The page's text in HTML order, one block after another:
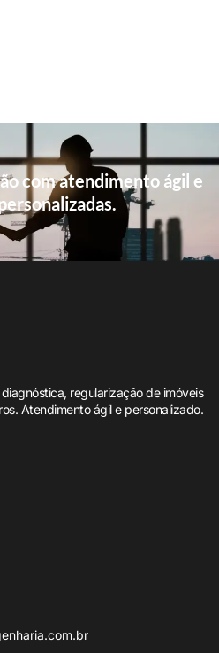
com atendimento ágil e
regularização de imóveis
Atendimento ágil e personalizado.